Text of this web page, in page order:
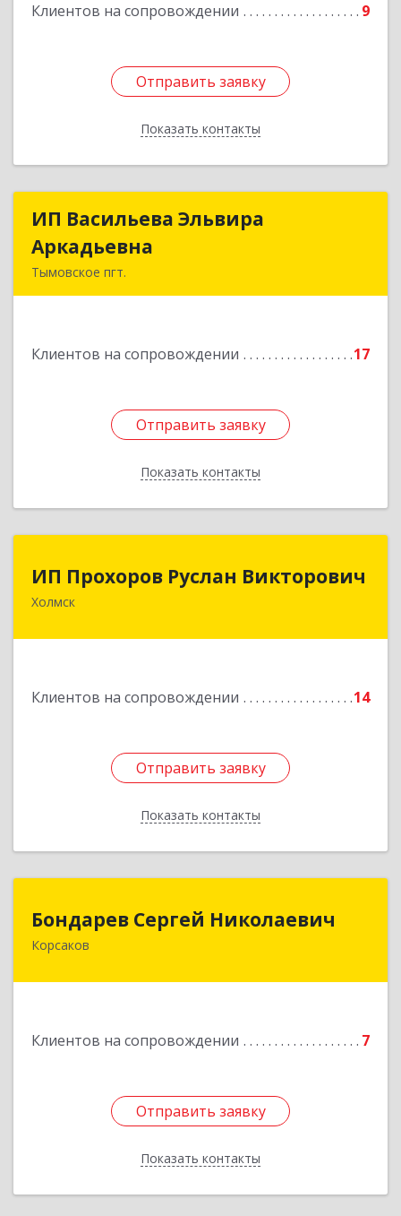
Клиентов на сопровождении 9
Отправить заявку
Показать контакты
Отправить заявку
Назад
ИП Васильева Эльвира
Аркадьевна
Тымовское пгт.
Клиентов на сопровождении 17
Отправить заявку
Показать контакты
ИП Васильева Эльвира
Отправить заявку
Назад
ИП Прохоров Руслан Викторович
Холмск
Клиентов на сопровождении 14
Отправить заявку
Показать контакты
694620, Сахалинская обл, Холмский р-н, Холмск
Отправить заявку
Назад
Бондарев Сергей Николаевич
Корсаков
Клиентов на сопровождении 7
Отправить заявку
Показать контакты
Бондарев Сергей Николаевич
Отправить заявку
Назад